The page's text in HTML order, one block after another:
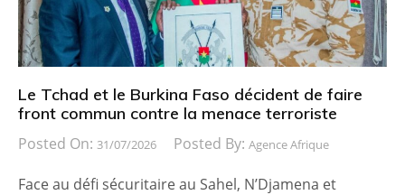
Le Tchad et le Burkina Faso décident de faire
front commun contre la menace terroriste
Posted On: 31/07/2026 Posted By: Agence Afrique
Face au défi sécuritaire au Sahel, N’Djamena et